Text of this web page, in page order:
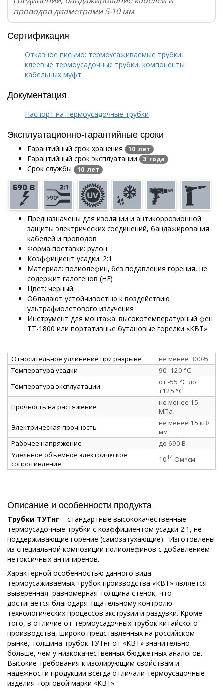
проводов диаметрами 5-10 мм
Сертификация
Отказное письмо: термоусаживаемые трубки,
клеевые термоусадочные трубки, компоненты
кабельных муфт
Документация
Паспорт на термоусадочные трубки
Эксплуатационно-гарантийные сроки
Гарантийный срок хранения 10 лет
Гарантийный срок эксплуатации 3 года
Срок службы 10 лет
Предназначены для изоляции и антикоррозионной
защиты электрических соединений, бандажирования
кабелей и проводов
Форма поставки: рулон
Коэффициент усадки: 2:1
Материал: полиолефин, без подавления горения, не
содержит галогенов (HF)
Цвет: черный
Обладают устойчивостью к воздействию
ультрафиолетового излучения
Инструмент для монтажа: высокотемпературный фен
ТТ-1800 или портативные бутановые горелки «КВТ»
Относительное удлинение при разрыве
не менее 300%
Температура усадки
90–120 °C
Температура эксплуатации
от -55 °C до
+125 °C
Прочность на растяжение
не менее 15
МПа
Электрическая прочность
не менее 15 кВ/
мм
Рабочее напряжение
до 690 В
Удельное объемное электрическое
сопротивление
1014 Ом*см
Описание и особенности продукта
Трубки ТУТнг – стандартные высококачественные
термоусадочные трубки с коэффициентом усадки 2:1, не
поддерживающие горение (самозатухающие). Изготовлены
из специальной композиции полиолефинов с добавлением
нетоксичных антипиренов.
Характерной особенностью данного вида
термоусаживаемых трубок производства «КВТ» является
выверенная равномерная толщина стенок, что
достигается благодаря тщательному контролю
технологических процессов экструзии и раздувки. Кроме
того, в отличие от термоусадочных трубок китайского
производства, широко представленных на российском
рынке, толщина трубок ТУТнг от «КВТ» значительно
больше, чем у низкокачественных бюджетных аналогов.
Высокие требования к изолирующим свойствам и
надежности продукции всегда отличали термоусадочные
изделия торговой марки «КВТ».